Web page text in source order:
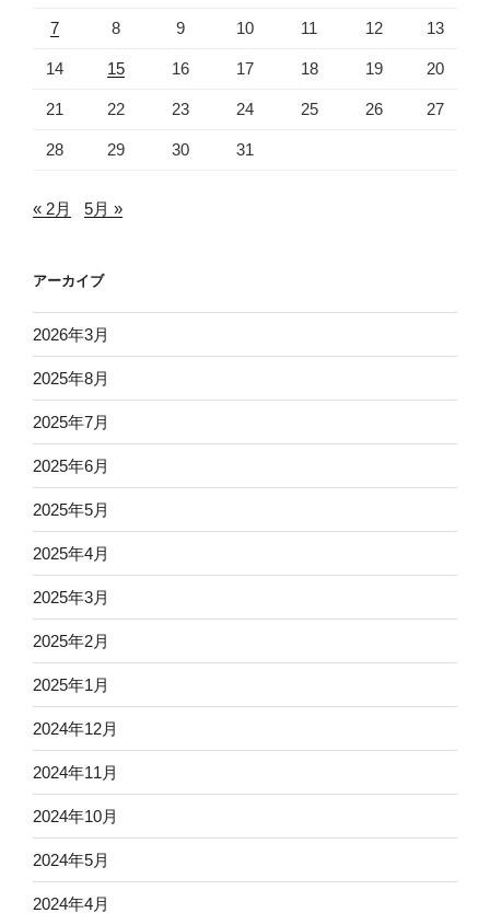
7 8 9 10 11 12 13
14 15 16 17 18 19 20
21 22 23 24 25 26 27
28 29 30 31
« 2月 5月 »
アーカイブ
2026年3月
2025年8月
2025年7月
2025年6月
2025年5月
2025年4月
2025年3月
2025年2月
2025年1月
2024年12月
2024年11月
2024年10月
2024年5月
2024年4月